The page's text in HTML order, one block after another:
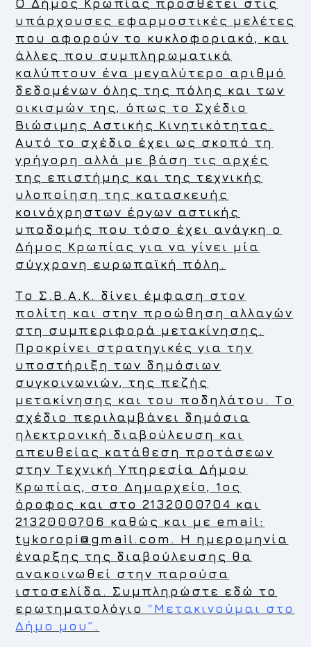
Ο Δήμος Κρωπίας προσθέτει στις
υπάρχουσες εφαρμοστικές μελέτες
που αφορούν το κυκλοφοριακό, και
άλλες που συμπληρωματικά
καλύπτουν ένα μεγαλύτερο αριθμό
δεδομένων όλης της πόλης και των
οικισμών της, όπως το Σχέδιο
Βιώσιμης Αστικής Κινητικότητας.
Αυτό το σχέδιο έχει ως σκοπό τη
γρήγορη αλλά με βάση τις αρχές
της επιστήμης και της τεχνικής
υλοποίηση της κατασκευής
κοινόχρηστων έργων αστικής
υποδομής που τόσο έχει ανάγκη ο
Δήμος Κρωπίας για να γίνει μία
σύγχρονη ευρωπαϊκή πόλη.
Το Σ.Β.Α.Κ. δίνει έμφαση στον
πολίτη και στην προώθηση αλλαγών
στη συμπεριφορά μετακίνησης.
Προκρίνει στρατηγικές για την
υποστήριξη των δημόσιων
συγκοινωνιών, της πεζής
μετακίνησης και του ποδηλάτου. Το
σχέδιο περιλαμβάνει δημόσια
ηλεκτρονική διαβούλευση και
απευθείας κατάθεση προτάσεων
στην Τεχνική Υπηρεσία Δήμου
Κρωπίας, στο Δημαρχείο, 1ος
όροφος και στο 2132000704 και
2132000706 καθώς και με email:
tykoropi@gmail.com. Η ημερομηνία
έναρξης της διαβούλευσης θα
ανακοινωθεί στην παρούσα
ιστοσελίδα. Συμπληρώστε εδώ το
ερωτηματολόγιο“Μετακινούμαι στο
Δήμο μου” .